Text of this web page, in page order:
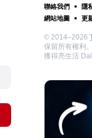
聯絡我們 隱
網站地圖
更
© 2014–2026
保留所有權利
獲得亮生活